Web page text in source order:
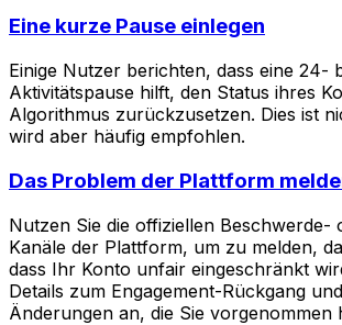
Eine kurze Pause einlegen
Einige Nutzer berichten, dass eine 24-
Aktivitätspause hilft, den Status ihres
Algorithmus zurückzusetzen. Dies ist
wird aber häufig empfohlen.
Das Problem der Plattform
Nutzen Sie die offiziellen Beschwerde-
Kanäle der Plattform, um zu melden,
dass Ihr Konto unfair eingeschränkt
Details zum Engagement-Rückgang
Änderungen an, die Sie vorgenommen